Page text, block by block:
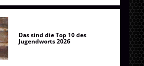
Das sind die Top 10 des
Jugendworts 2026